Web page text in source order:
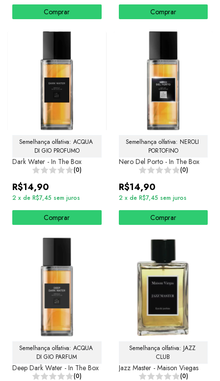
Comprar Comprar
Semelhança olfativa: ACQUA
DI GIO PROFUMO
Dark Water - In The Box
(0)
R$14,90
2 x de R$7,45 sem juros
Comprar
Semelhança olfativa: NEROLI
PORTOFINO
Nero Del Porto - In The Box
(0)
R$14,90
2 x de R$7,45 sem juros
Comprar
Semelhança olfativa: ACQUA
DI GIO PARFUM
Deep Dark Water - In The Box
(0)
Semelhança olfativa: JAZZ
CLUB
Jazz Master - Maison Viegas
(0)